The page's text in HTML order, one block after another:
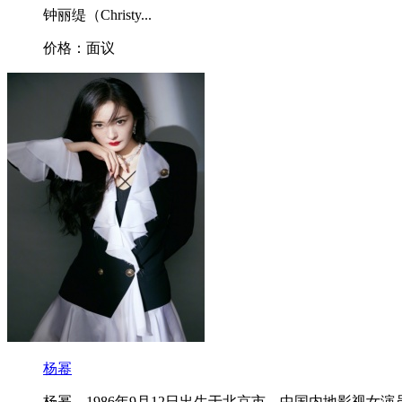
钟丽缇（Christy...
价格：面议
杨幂